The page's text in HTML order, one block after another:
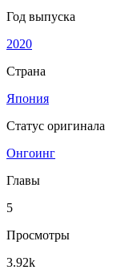
Год выпуска
2020
Страна
Япония
Статус оригинала
Онгоинг
Главы
5
Просмотры
3.92k